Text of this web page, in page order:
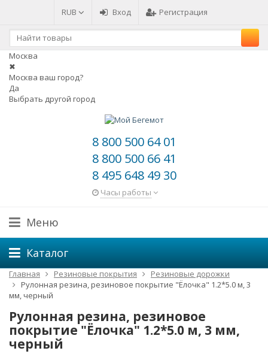
RUB Вход Регистрация
Москва
✖
Москва ваш город?
Да
Выбрать другой город
8 800 500 64 01
8 800 500 66 41
8 495 648 49 30
Часы работы
Меню
Каталог
Главная Резиновые покрытия
Резиновые дорожки
Рулонная резина, резиновое покрытие "Ёлочка" 1.2*5.0 м, 3
мм, черный
Рулонная резина, резиновое
покрытие "Ёлочка" 1.2*5.0 м, 3 мм,
черный